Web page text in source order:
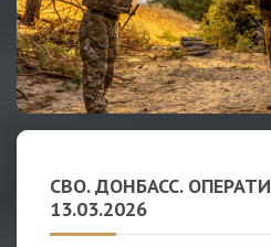
СВО. ДОНБАСС.
13.03.2026